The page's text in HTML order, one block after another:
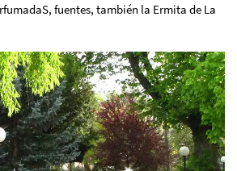
fuentes, también la Ermita de La